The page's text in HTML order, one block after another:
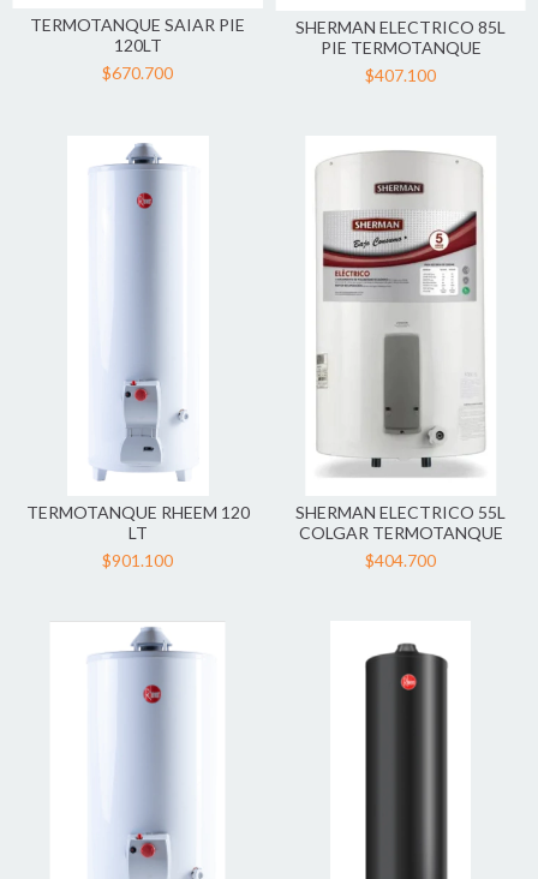
TERMOTANQUE SAIAR PIE
120LT
$670.700
SHERMAN ELECTRICO 85L
PIE TERMOTANQUE
$407.100
TERMOTANQUE RHEEM 120
LT
$901.100
SHERMAN ELECTRICO 55L
COLGAR TERMOTANQUE
$404.700